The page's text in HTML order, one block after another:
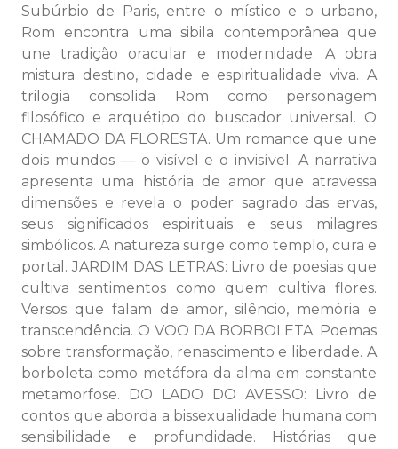
Subúrbio de Paris, entre o místico e o urbano,
Rom encontra uma sibila contemporânea que
une tradição oracular e modernidade. A obra
mistura destino, cidade e espiritualidade viva. A
trilogia consolida Rom como personagem
filosófico e arquétipo do buscador universal. O
CHAMADO DA FLORESTA. Um romance que une
dois mundos — o visível e o invisível. A narrativa
apresenta uma história de amor que atravessa
dimensões e revela o poder sagrado das ervas,
seus significados espirituais e seus milagres
simbólicos. A natureza surge como templo, cura e
portal. JARDIM DAS LETRAS: Livro de poesias que
cultiva sentimentos como quem cultiva flores.
Versos que falam de amor, silêncio, memória e
transcendência. O VOO DA BORBOLETA: Poemas
sobre transformação, renascimento e liberdade. A
borboleta como metáfora da alma em constante
metamorfose. DO LADO DO AVESSO: Livro de
contos que aborda a bissexualidade humana com
sensibilidade e profundidade. Histórias que